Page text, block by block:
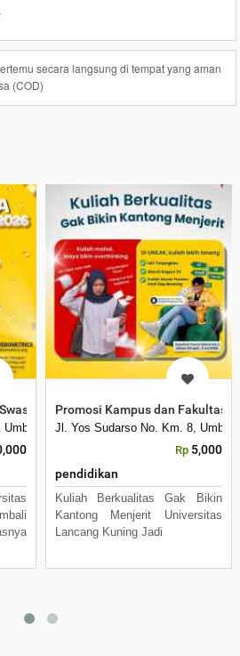
secara langsung di tempat yang aman
(COD)
No1 di RIAU
Sari, Rumbai, Kota Pekanbaru, Riau
Promosi Kampus dan Fakultas
Jl. Yos Sudarso No. Km. 8,
Rp 5,000
pendidikan
Kuliah Berkualitas Gak Bikin
Kantong Menjerit Universitas
Lancang Kuning Jadi